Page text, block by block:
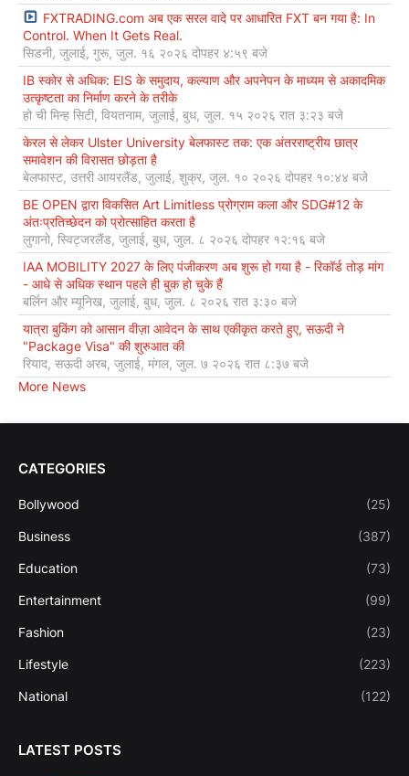
FXTRADING.com अब एक सरल वादे पर आधारित FXT बन गया है: In
Control. When It Gets Real.
सिडनी, जुलाई, गुरू, जुल. १६ २०२६ दोपहर ४:५९ बजे
IB स्कोर से अधिक: EIS के समुदाय, कल्याण और अपनेपन के माध्यम से अकादमिक
उत्कृष्टता का निर्माण करने के तरीके
हो ची मिन्ह सिटी, वियतनाम, जुलाई, बुध, जुल. १५ २०२६ रात ३:२३ बजे
केरल से लेकर Ulster University बेलफास्ट तक: एक अंतरराष्ट्रीय छात्र
समावेशन की विरासत छोड़ता है
बेलफास्ट, उत्तरी आयरलैंड, जुलाई, शुक्र, जुल. १० २०२६ दोपहर १०:४४ बजे
BE OPEN द्वारा विकसित Art Limitless प्रोग्राम कला और SDG#12 के
अंतःप्रतिच्छेदन को प्रोत्साहित करता है
लुगानो, स्विट्जरलैंड, जुलाई, बुध, जुल. ८ २०२६ दोपहर १२:१६ बजे
IAA MOBILITY 2027 के लिए पंजीकरण अब शुरू हो गया है - रिकॉर्ड तोड़ मांग
- आधे से अधिक स्थान पहले ही बुक हो चुके हैं
बर्लिन और म्यूनिख, जुलाई, बुध, जुल. ८ २०२६ रात ३:३० बजे
यात्रा बुकिंग को आसान वीज़ा आवेदन के साथ एकीकृत करते हुए, सऊदी ने
"Package Visa" की शुरुआत की
रियाद, सऊदी अरब, जुलाई, मंगल, जुल. ७ २०२६ रात ८:३७ बजे
More News
CATEGORIES
Bollywood (25)
Business (387)
Education (73)
Entertainment (99)
Fashion (23)
Lifestyle (223)
National (122)
LATEST POSTS